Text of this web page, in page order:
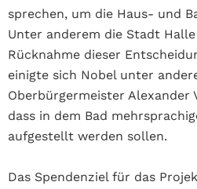
sprechen, um die Haus- und
Unter anderem die Stadt
Rücknahme dieser
einigte sich Nobel unter
Oberbürgermeister Alexander
dass in dem Bad
aufgestellt werden sollen.
Das Spendenziel für das